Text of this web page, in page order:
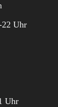
Uhr
Uhr